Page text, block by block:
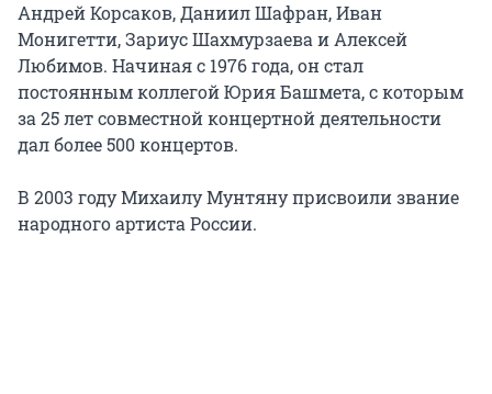
Андрей Корсаков, Даниил Шафран, Иван
Монигетти, Зариус Шахмурзаева и Алексей
Любимов. Начиная с 1976 года, он стал
постоянным коллегой Юрия Башмета, с которым
за 25 лет совместной концертной деятельности
дал более 500 концертов.
В 2003 году Михаилу Мунтяну присвоили звание
народного артиста России.